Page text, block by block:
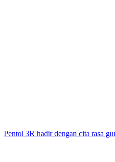
Pentol 3R hadir dengan cita rasa